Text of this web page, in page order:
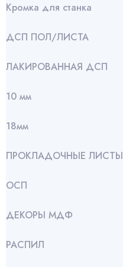
Кромка для станка
ДСП ПОЛ/ЛИСТА
ЛАКИРОВАННАЯ ДСП
10 мм
18мм
ПРОКЛАДОЧНЫЕ ЛИСТЫ
ОСП
ДЕКОРЫ МДФ
РАСПИЛ